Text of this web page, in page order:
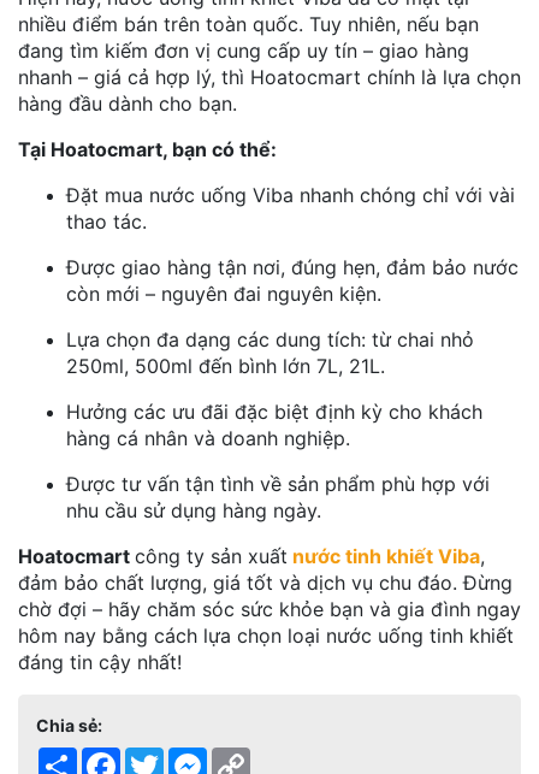
nhiều điểm bán trên toàn quốc. Tuy nhiên, nếu bạn
đang tìm kiếm đơn vị cung cấp uy tín – giao hàng
nhanh – giá cả hợp lý, thì Hoatocmart chính là lựa chọn
hàng đầu dành cho bạn.
Tại Hoatocmart, bạn có thể:
Đặt mua nước uống Viba nhanh chóng chỉ với vài
thao tác.
Được giao hàng tận nơi, đúng hẹn, đảm bảo nước
còn mới – nguyên đai nguyên kiện.
Lựa chọn đa dạng các dung tích: từ chai nhỏ
250ml, 500ml đến bình lớn 7L, 21L.
Hưởng các ưu đãi đặc biệt định kỳ cho khách
hàng cá nhân và doanh nghiệp.
Được tư vấn tận tình về sản phẩm phù hợp với
nhu cầu sử dụng hàng ngày.
Hoatocmart công ty sản xuất nước tinh khiết Viba,
đảm bảo chất lượng, giá tốt và dịch vụ chu đáo. Đừng
chờ đợi – hãy chăm sóc sức khỏe bạn và gia đình ngay
hôm nay bằng cách lựa chọn loại nước uống tinh khiết
đáng tin cậy nhất!
Chia sẻ:
Share Facebook
TwitterMessenger